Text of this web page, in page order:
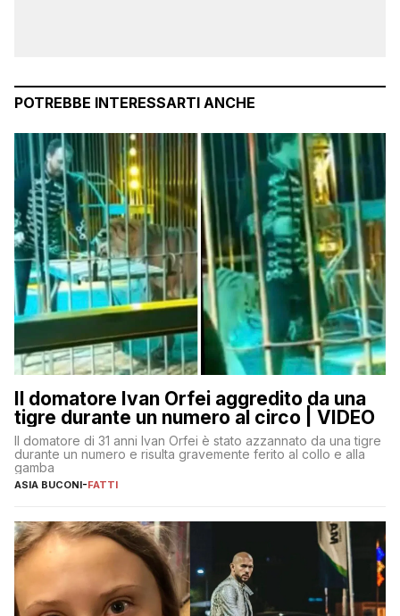
POTREBBE INTERESSARTI ANCHE
Il domatore Ivan Orfei aggredito da una
tigre durante un numero al circo | VIDEO
Il domatore di 31 anni Ivan Orfei è stato azzannato da una tigre
durante un numero e risulta gravemente ferito al collo e alla
gamba
ASIA BUCONI-FATTI